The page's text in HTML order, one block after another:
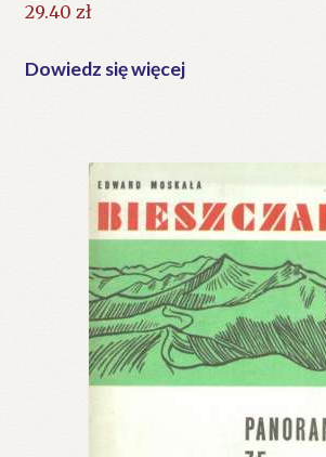
29.40 zł
Dowiedz się więcej